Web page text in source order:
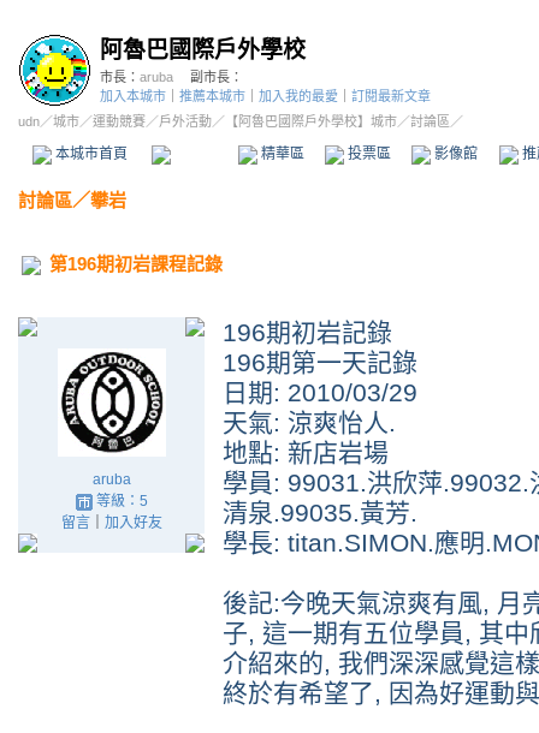
阿魯巴國際戶外學校
市長： aruba
副市長：
加入本城市
推薦本城市 加入我的最愛
訂閱最新文章
udn／城市／運動競賽／戶外活動／ 【阿魯巴國際戶外學校】城市／討論區／
本城市首頁 精華區 投票區 影像館
討論區／攀岩
第196期初岩課程記錄
aruba
等級：5
留言｜ 加入好友
196期初岩記錄
196期第一天記錄
日期: 2010/03/29
天氣: 涼爽怡人.
地點: 新店岩場
學員: 99031.洪欣萍
清泉.99035.黃芳.
學長: titan.SIMON.應明
後記:今晚天氣涼爽有風, 月
子, 這一期有五位學員, 其
介紹來的, 我們深深感覺這
終於有希望了, 因為好運動